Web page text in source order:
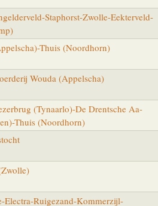
Staphorst-Zwolle-Eekterveld-
Thuis (Noordhorn)
Wouda (Appelscha)
(Tynaarlo)-De Drentsche Aa-
Thuis (Noordhorn)
Electra-Ruigezand-Kommerzijl-